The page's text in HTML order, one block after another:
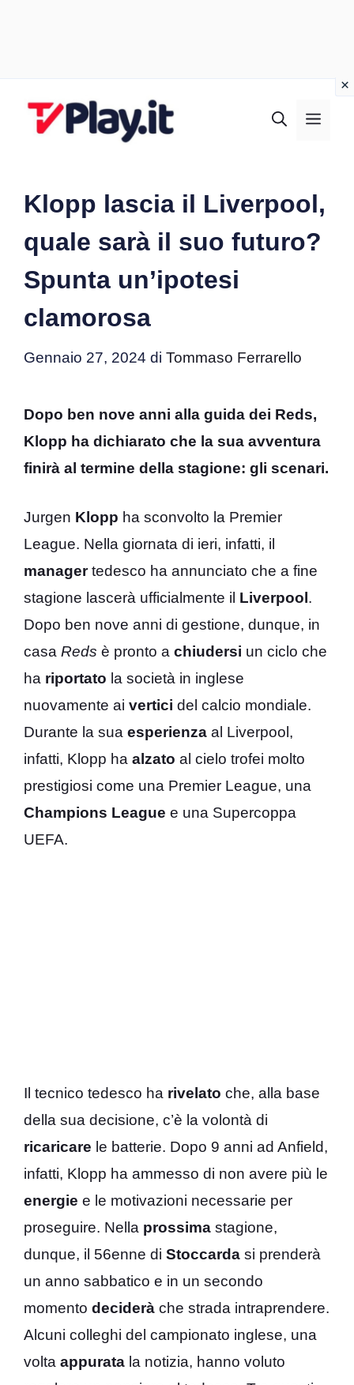
Klopp lascia il Liverpool,
quale sarà il suo futuro?
Spunta un’ipotesi
clamorosa
Gennaio 27, 2024 di Tommaso Ferrarello
Dopo ben nove anni alla guida dei Reds,
Klopp ha dichiarato che la sua avventura
finirà al termine della stagione: gli scenari.
Jurgen Klopp ha sconvolto la Premier
League. Nella giornata di ieri, infatti, il
managertedesco ha annunciato che a fine
stagione lascerà ufficialmente il Liverpool .
Dopo ben nove anni di gestione, dunque, in
casa Reds è pronto a chiudersi un ciclo che
ha riportato la società in inglese
nuovamente ai vertici del calcio mondiale.
Durante la sua esperienza al Liverpool,
infatti, Klopp ha alzato al cielo trofei molto
prestigiosi come una Premier League, una
Champions League e una Supercoppa
UEFA.
Il tecnico tedesco ha rivelato che, alla base
della sua decisione, c’è la volontà di
ricaricare le batterie. Dopo 9 anni ad Anfield,
infatti, Klopp ha ammesso di non avere più le
energie e le motivazioni necessarie per
proseguire. Nella prossima stagione,
dunque, il 56enne di Stoccarda si prenderà
un anno sabbatico e in un secondo
momento deciderà che strada intraprendere.
Alcuni colleghi del campionato inglese, una
volta appurata la notizia, hanno voluto